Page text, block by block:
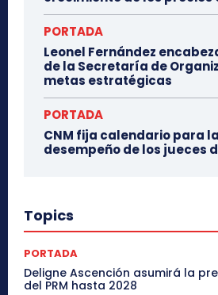
PORTADA
Leonel Fernández
de la Secretaría de
metas estratégicas
PORTADA
CNM fija calendario para
desempeño de los jueces
Topics
PORTADA
Deligne Ascención asumirá la
del PRM hasta 2028